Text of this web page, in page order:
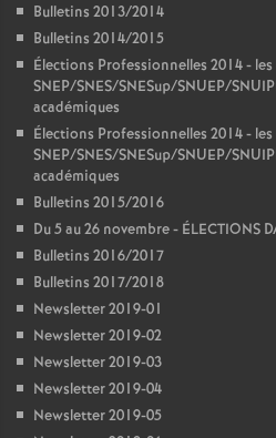
Bulletins 2013/2014
Bulletins 2014/2015
Élections Professionnelles 2014 -
SNEP/SNES/SNESup/SNUEP/
académiques
Élections Professionnelles 2014 - les
SNEP/SNES/SNESup/SNUEP/
académiques
Bulletins 2015/2016
Du 5 au 26 novembre - ÉLECTIONS
Bulletins 2016/2017
Bulletins 2017/2018
Newsletter 2019-01
Newsletter 2019-02
Newsletter 2019-03
Newsletter 2019-04
Newsletter 2019-05